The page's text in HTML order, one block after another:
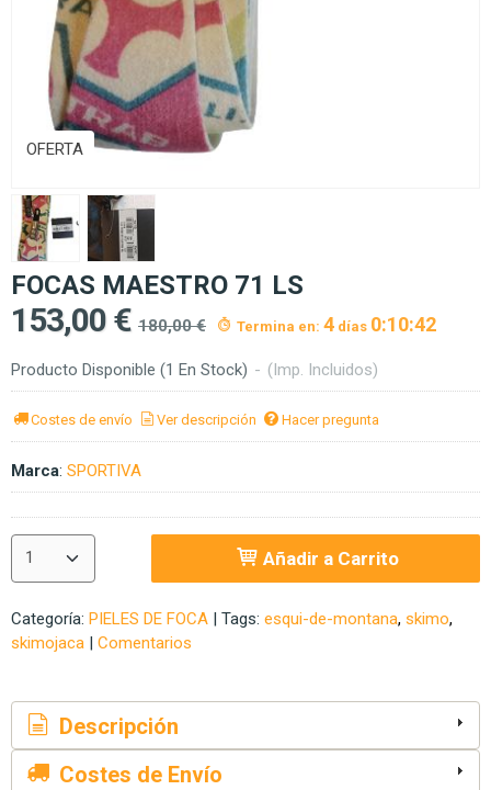
OFERTA
FOCAS MAESTRO 71 LS
153,00 € 180,00 € Termina en: 4 días 0:10:41
Producto Disponible (1 En Stock) - (Imp. Incluidos)
Costes de envío Ver descripción Hacer pregunta
Marca: SPORTIVA
Añadir a Carrito
Categoría: PIELES DE FOCA | Tags: esqui-de-montana skimo
skimojaca | Comentarios
Descripción
Costes de Envío